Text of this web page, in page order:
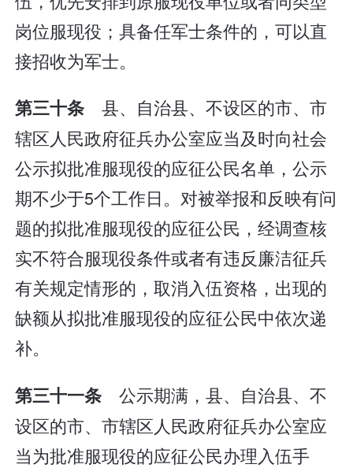
岗位服现役；具备任军士条件的，可以直
接招收为军士。
第三十条 县、自治县、不设区的市、市
辖区人民政府征兵办公室应当及时向社会
公示拟批准服现役的应征公民名单，公示
期不少于5个工作日。对被举报和反映有问
题的拟批准服现役的应征公民，经调查核
实不符合服现役条件或者有违反廉洁征兵
有关规定情形的，取消入伍资格，出现的
缺额从拟批准服现役的应征公民中依次递
补。
第三十一条 公示期满，县、自治县、不
设区的市、市辖区人民政府征兵办公室应
当为批准服现役的应征公民办理入伍手